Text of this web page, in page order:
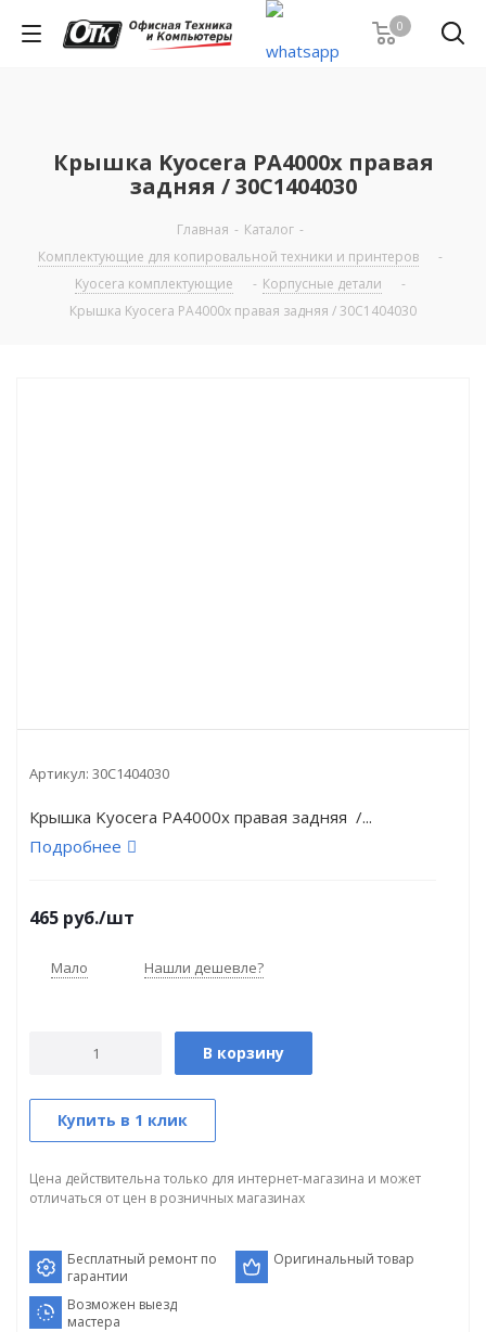
0
Крышка Kyocera PA4000x правая
задняя / 30C1404030
Главная - Каталог -
Комплектующие для копировальной техники и принтеров
-
Kyocera комплектующие
- Корпусные детали
-
Крышка Kyocera PA4000x правая задняя / 30C1404030
Артикул: 30C1404030
Крышка Kyocera PA4000x правая задняя /...
Подробнее
465 руб./шт
Мало Нашли дешевле?
В корзину
Купить в 1 клик
Цена действительна только для интернет-магазина и может
отличаться от цен в розничных магазинах
Бесплатный ремонт по
гарантии
Оригинальный товар
Возможен выезд
мастера